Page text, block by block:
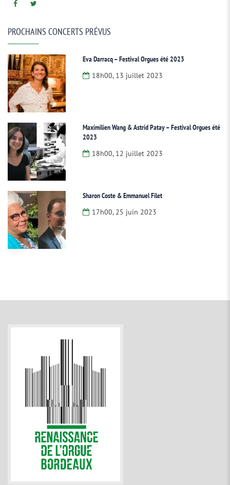
PROCHAINS CONCERTS PRÉVUS
Eva Darracq – Festival Orgues été 2023
18h00, 13 juillet 2023
Maximilien Wang & Astrid Patay – Festival Orgues été
2023
18h00, 12 juillet 2023
Sharon Coste & Emmanuel Filet
17h00, 25 juin 2023